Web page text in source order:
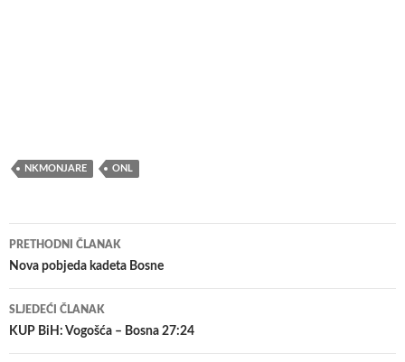
NKMONJARE ONL
Navigacija
članaka
PRETHODNI ČLANAK
Nova pobjeda kadeta Bosne
SLJEDEĆI ČLANAK
KUP BiH: Vogošća – Bosna 27:24